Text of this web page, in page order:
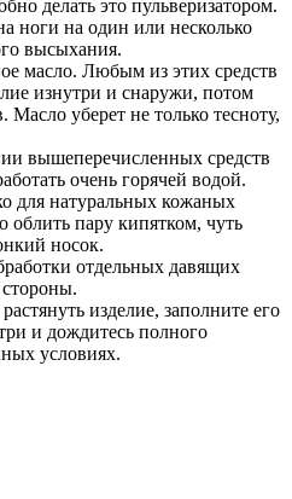
делать это пульверизатором.
ноги на один или несколько
высыхания.
масло. Любым из этих средств
изнутри и снаружи, потом
Масло уберет не только тесноту,
вышеперечисленных средств
очень горячей водой.
для натуральных кожаных
пару кипятком, чуть
носок.
отдельных давящих
изделие, заполните его
и дождитесь полного
условиях.